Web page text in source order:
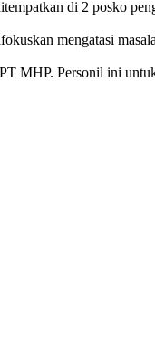
di 2 posko
mengatasi
MHP. Personil ini